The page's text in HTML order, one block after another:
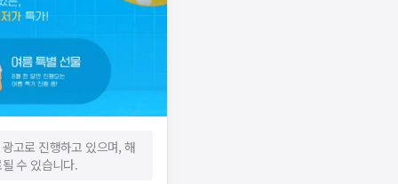
고로 진행하고 있으며, 해
수 있습니다.